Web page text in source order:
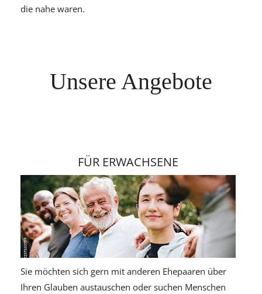
die nahe waren.
Unsere Angebote
FÜR ERWACHSENE
Sie möchten sich gern mit anderen Ehepaaren über
Ihren Glauben austauschen oder suchen Menschen